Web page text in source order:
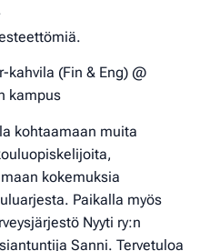
kahvila (Fin & Eng) @
kampus
kohtaamaan muita
kokemuksia
Paikalla myös
Nyyti ry:n
Sanni. Tervetuloa